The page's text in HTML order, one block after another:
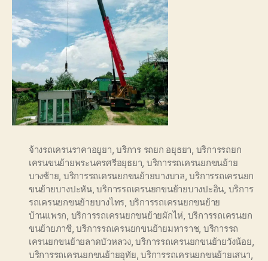
จ้างรถเครนราคาอยูยา ,บริการ รถยก อยุธยา บริการรถยก
เครนขนย้ายพระนครศรีอยุธยา บริการรถเครนยกขนย้าย
บางซ้าย บริการรถเครนยกขนย้ายบางบาล ,บริการรถเครนยก
ขนย้ายบางปะหัน,บริการรถเครนยกขนย้ายบางปะอิน บริการ
รถเครนยกขนย้ายบางไทร บริการรถเครนยกขนย้าย
บ้านแพรก บริการรถเครนยกขนย้ายผักไห่ บริการรถเครนยก
ขนย้ายภาชี,บริการรถเครนยกขนย้ายมหาราช, บริการรถ
เครนยกขนย้ายลาดบัวหลวง,บริการรถเครนยกขนย้ายวังน้อย
บริการรถเครนยกขนย้ายอุทัย ,บริการรถเครนยกขนย้ายเสนา